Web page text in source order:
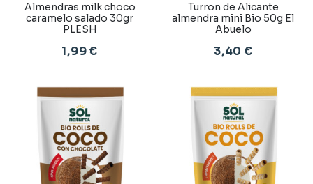
Almendras milk choco
caramelo salado 30gr
PLESH
1,99 €
Turron de Alicante
almendra mini Bio 50g El
Abuelo
3,40 €